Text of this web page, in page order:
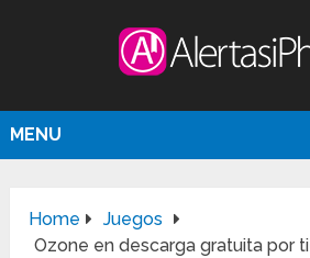
MENU
Home
Juegos
Ozone en descarga gratuita por